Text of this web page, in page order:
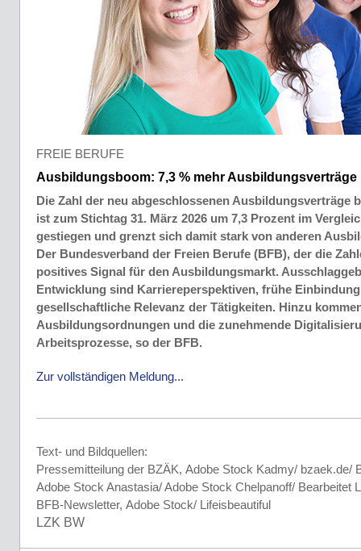
FREIE BERUFE
Ausbildungsboom: 7,3 % mehr Ausbildungsverträge
Die Zahl der neu abgeschlossenen Ausbildungsverträge
ist zum Stichtag 31. März 2026 um 7,3 Prozent im
gestiegen und grenzt sich damit stark von anderen
Der Bundesverband der Freien Berufe (BFB), der die
positives Signal für den Ausbildungsmarkt.
Entwicklung sind Karriereperspektiven, frühe
gesellschaftliche Relevanz der Tätigkeiten. Hinzu
Ausbildungsordnungen und die zunehmende
Arbeitsprozesse, so der BFB.
Zur vollständigen Meldung...
Text- und Bildquellen:
Pressemitteilung der BZÄK, Adobe Stock Kadmy/ bzaek.de/
Adobe Stock Anastasia/ Adobe Stock Chelpanoff/ Bearbeitet
BFB-Newsletter, Adobe Stock/ Lifeisbeautiful
LZK BW